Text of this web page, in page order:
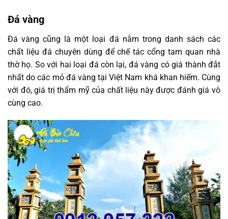
Đá vàng
Đá vàng cũng là một loại đá nằm trong danh sách các
chất liệu đá chuyên dùng để chế tác cổng tam quan nhà
thờ họ. So với hai loại đá còn lại, đá vàng có giá thành đắt
nhất do các mỏ đá vàng tại Việt Nam khá khan hiếm. Cùng
với đó, giá trị thẩm mỹ của chất liệu này được đánh giá vô
cùng cao.